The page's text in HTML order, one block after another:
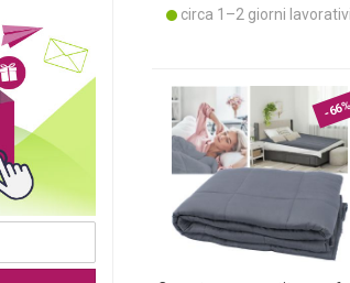
circa 1–2 giorni lavorativi
-66%
DI ISCRIZIONE ALLA NEWSLETTER